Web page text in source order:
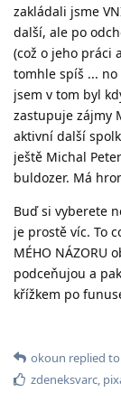
zakládali jsme
další, ale po
(což o jeho práci
tomhle spíš ...
jsem v tom byl
zastupuje zájmy
aktivní další
ještě Michal
buldozer. Má
Buď si vyberete
je prostě víc. To
MÉHO NÁZORU
podceňujou a
křížkem po
okoun replied
zdeneksvarc,